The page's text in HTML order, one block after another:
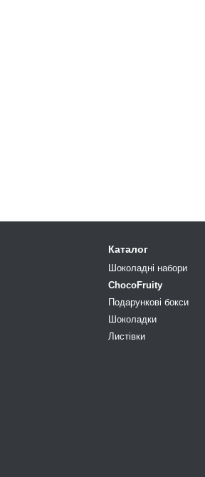
Каталог
Шоколадні набори
ChocoFruity
Подарункові бокси
Шоколадки
Листівки